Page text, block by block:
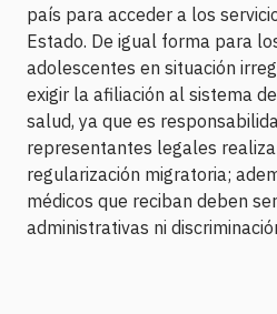
país para acceder a los
Estado. De igual forma para
adolescentes en situación
exigir la afiliación al sistema
salud, ya que es
representantes legales
regularización migratoria;
médicos que reciban deben
administrativas ni